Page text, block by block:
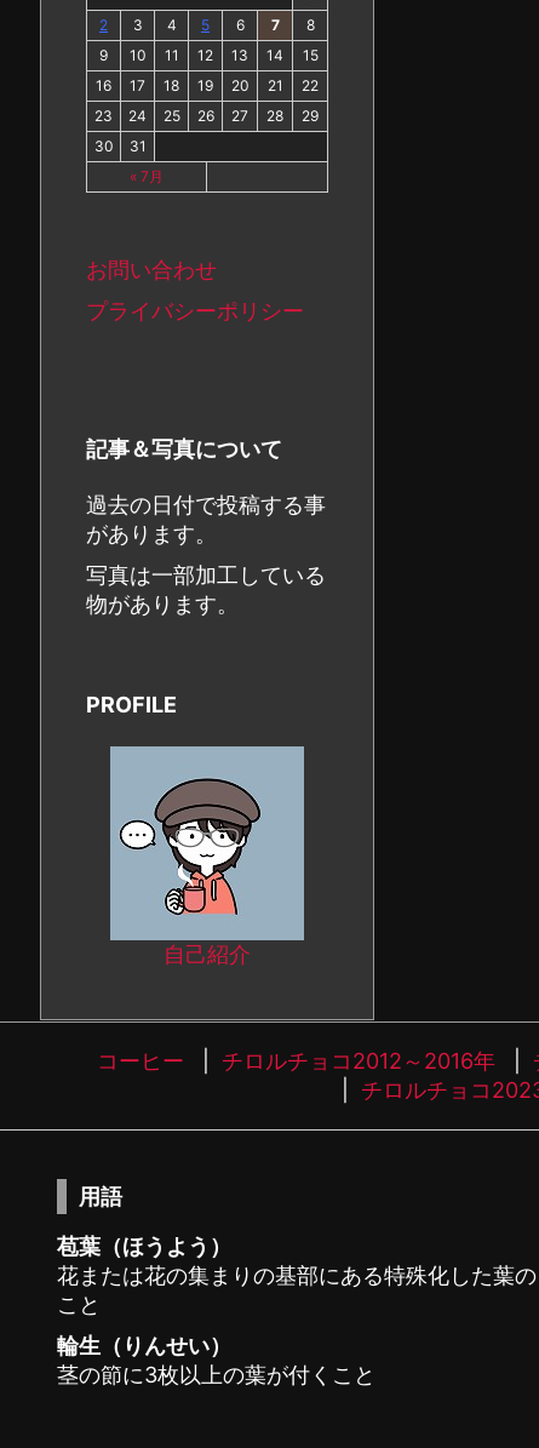
2
3 4 5 6 7
8
9
10 11 12 13 14
15
16
17 18 19 20 21
22
23
24 25 26 27 28
29
30
31
« 7月
お問い合わせ
プライバシーポリシー
記事＆写真について
過去の日付で投稿する事
があります。
写真は一部加工している
物があります。
PROFILE
自己紹介
コーヒー チロルチョコ2012～2016年
チロルチョコ
用語
苞葉（ほうよう）
花または花の集まりの基部にある特殊化した葉の
こと
輪生（りんせい）
茎の節に3枚以上の葉が付くこと